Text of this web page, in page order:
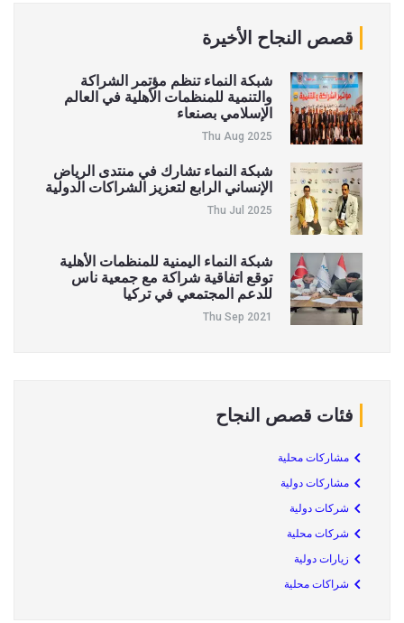
قصص النجاح الأخيرة
شبكة النماء تنظم مؤتمر الشراكة
والتنمية للمنظمات الأهلية في العالم
الإسلامي بصنعاء
Thu Aug 2025
شبكة النماء تشارك في منتدى الرياض
الإنساني الرابع لتعزيز الشراكات الدولية
Thu Jul 2025
شبكة النماء اليمنية للمنظمات الأهلية
توقع اتفاقية شراكة مع جمعية ناس
للدعم المجتمعي في تركيا
Thu Sep 2021
فئات قصص النجاح
مشاركات محلية
مشاركات دولية
شركات دولية
شركات محلية
زيارات دولية
شراكات محلية